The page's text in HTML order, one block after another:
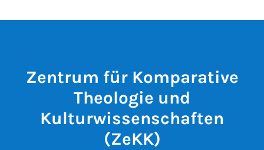
Zentrum für Komparative
Theologie und
Kulturwissenschaften
(ZeKK)